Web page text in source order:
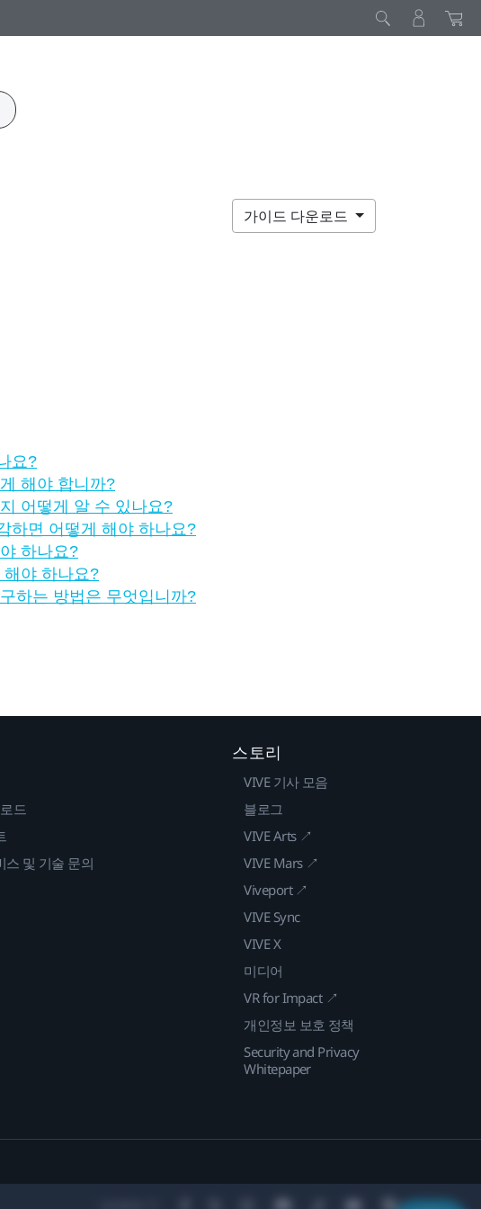
가이드 다운로드
요?
해야 합니까?
어떻게 알 수 있나요?
하면 어떻게 해야 하나요?
하나요?
야 하나요?
하는 방법은 무엇입니까?
드
스 및 기술 문의
스토리
VIVE 기사 모음
블로그
VIVE Arts ↗
VIVE Mars ↗
Viveport ↗
VIVE Sync
VIVE X
미디어
VR for Impact ↗
개인정보 보호 정책
Security and Privacy
Whitepaper